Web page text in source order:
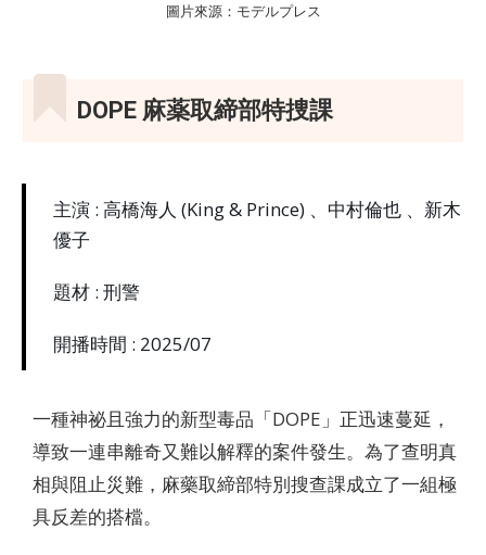
圖片來源：モデルプレス
DOPE 麻薬取締部特捜課
主演 : 高橋海人 (King & Prince) 、中村倫也 、新木
優子
題材 : 刑警
開播時間 : 2025/07
一種神祕且強力的新型毒品「DOPE」正迅速蔓延，
導致一連串離奇又難以解釋的案件發生。為了查明真
相與阻止災難，麻藥取締部特別搜查課成立了一組極
具反差的搭檔。